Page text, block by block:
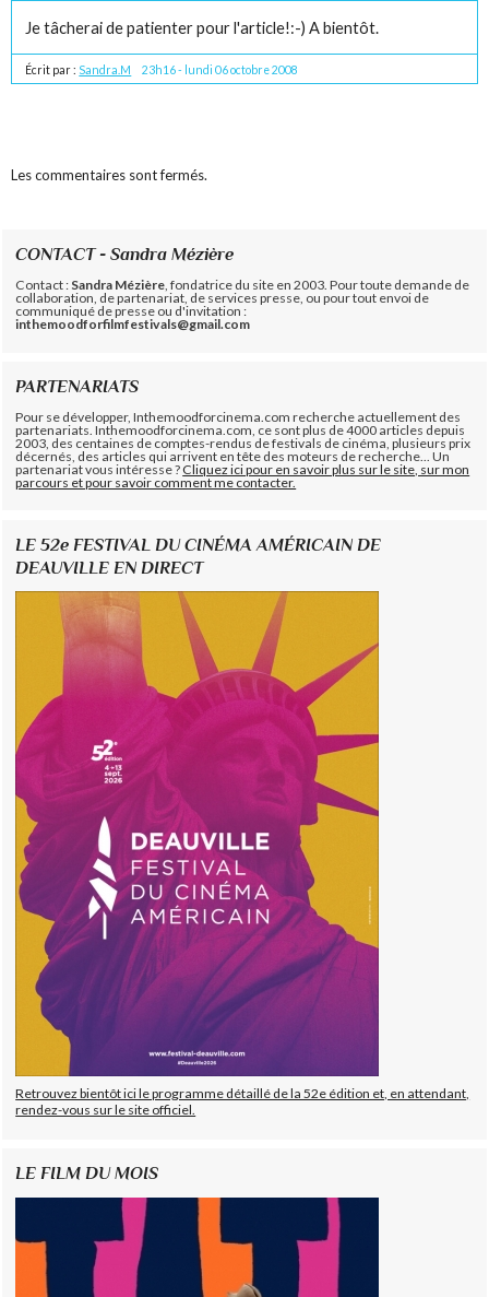
Je tâcherai de patienter pour l'article!:-) A bientôt.
Écrit par : Sandra.M 23h16- lundi 06 octobre 2008
Les commentaires sont fermés.
CONTACT - Sandra Mézière
Contact : Sandra Mézière , fondatrice du site en 2003. Pour toute demande de
collaboration, de partenariat, de services presse, ou pour tout envoi de
communiqué de presse ou d'invitation :
inthemoodforfilmfestivals@gmail.com
PARTENARIATS
Pour se développer, Inthemoodforcinema.com recherche actuellement des
partenariats. Inthemoodforcinema.com, ce sont plus de 4000 articles depuis
2003, des centaines de comptes-rendus de festivals de cinéma, plusieurs prix
décernés, des articles qui arrivent en tête des moteurs de recherche... Un
partenariat vous intéresse ?Cliquez ici pour en savoir plus sur le site, sur mon
parcours et pour savoir comment me contacter.
LE 52e FESTIVAL DU CINÉMA AMÉRICAIN DE
DEAUVILLE EN DIRECT
Retrouvez bientôt ici le programme détaillé de la 52e édition et, en attendant,
rendez-vous sur le site officiel.
LE FILM DU MOIS